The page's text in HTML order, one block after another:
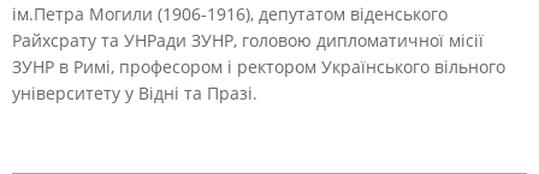
ім.Петра Могили (1906-1916), депутатом віденського
Райхсрату та УНРади ЗУНР, головою дипломатичної місії
ЗУНР в Римі, професором і ректором Українського вільного
університету у Відні та Празі.